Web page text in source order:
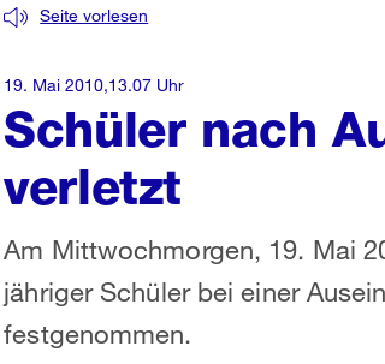
Schüler nach
verletzt
Seite vorlesen
Am Mittwochmorgen, 19. Mai
jähriger Schüler bei einer
festgenommen.
19. Mai 2010,13.07 Uhr